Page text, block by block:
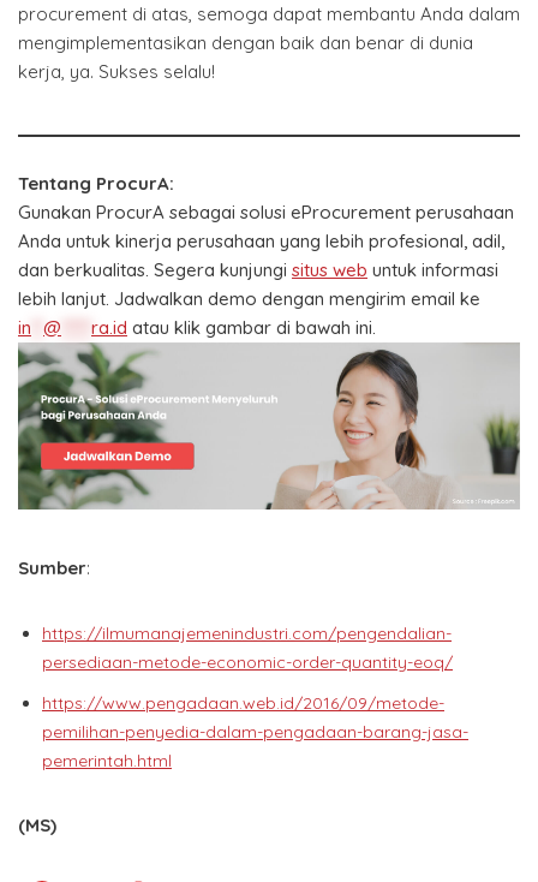
procurement di atas, semoga dapat membantu Anda dalam
mengimplementasikan dengan baik dan benar di dunia
kerja, ya. Sukses selalu!
Tentang ProcurA:
Gunakan ProcurA sebagai solusi eProcurement perusahaan
Anda untuk kinerja perusahaan yang lebih profesional, adil,
dan berkualitas. Segera kunjungi situs web untuk informasi
lebih lanjut. Jadwalkan demo dengan mengirim email ke
in @ ra.id atau klik gambar di bawah ini.
Sumber:
https://ilmumanajemenindustri.com/pengendalian-
persediaan-metode-economic-order-quantity-eoq/
https://www.pengadaan.web.id/2016/09/metode-
pemilihan-penyedia-dalam-pengadaan-barang-jasa-
pemerintah.html
(MS)